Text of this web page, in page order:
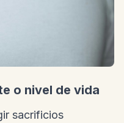
o nivel de vida
sacrificios